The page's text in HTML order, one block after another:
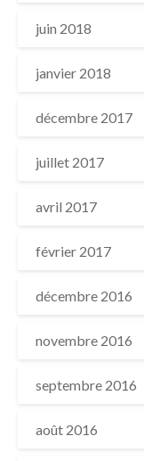
juin 2018
janvier 2018
décembre 2017
juillet 2017
avril 2017
février 2017
décembre 2016
novembre 2016
septembre 2016
août 2016